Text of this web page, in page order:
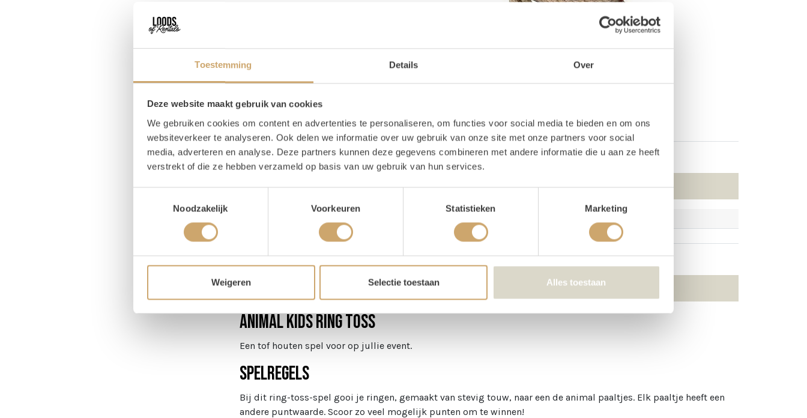
Toestemming Details Over
Deze website maakt gebruik van cookies
We gebruiken cookies om content en advertenties te personaliseren, om functies voor social media te bieden en om ons
websiteverkeer te analyseren. Ook delen we informatie over uw gebruik van onze site met onze partners voor social
media, adverteren en analyse. Deze partners kunnen deze gegevens combineren met andere informatie die u aan ze heeft
verstrekt of die ze hebben verzameld op basis van uw gebruik van hun services.
Noodzakelijk
Voorkeuren Statistieken Marketing
Weigeren Selectie toestaan Alles toestaan
Producteigenschappen
Animal kids ring toss
Een tof houten spel voor op jullie event.
Spelregels
Bij dit ring-toss-spel gooi je ringen, gemaakt van stevig touw, naar een de animal paaltjes. Elk paaltje heeft een
andere puntwaarde. Scoor zo veel mogelijk punten om te winnen!